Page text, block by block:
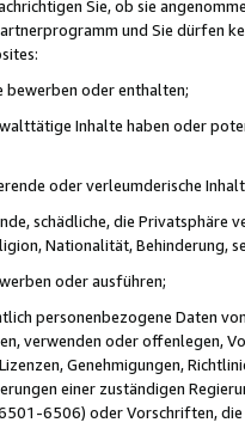
Sie, ob sie
und Sie dürfen
bewerben oder enthalten;
Inhalte haben oder
oder verleumderische
schädliche, die Privatsphäre
Nationalität, Behinderung,
oder ausführen;
personenbezogene Daten
verwenden oder offenlegen,
Genehmigungen,
einer zuständigen
6506) oder Vorschriften,